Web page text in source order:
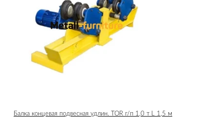
Балка концевая подвесная удлин. TOR г/п 1,0 т L 1,5 м